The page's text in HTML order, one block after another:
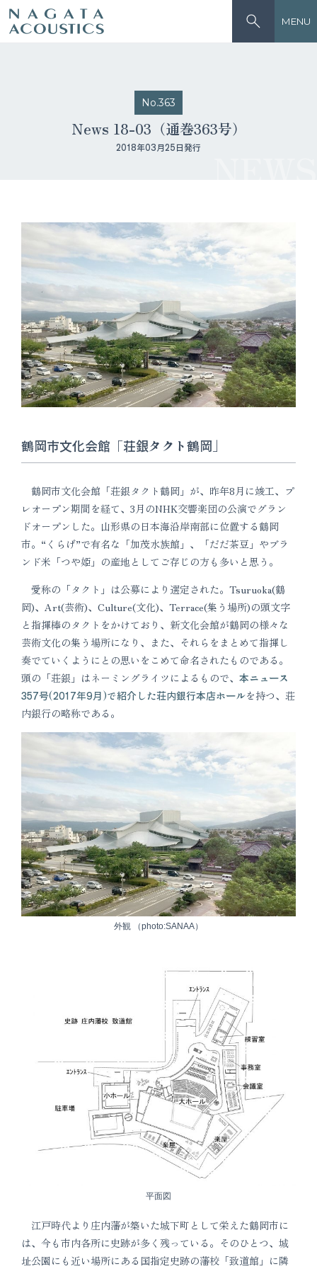
MENU
No.363
News 18-03（通巻363号）
2018年03月25日発行
鶴岡市文化会館「荘銀タクト鶴岡」
鶴岡市文化会館「荘銀タクト鶴岡」が、昨年8月に竣工、プ
レオープン期間を経て、3月のNHK交響楽団の公演でグラン
ドオープンした。山形県の日本海沿岸南部に位置する鶴岡
市。“くらげ”で有名な「加茂水族館」、「だだ茶豆」やブラ
ンド米「つや姫」の産地としてご存じの方も多いと思う。
愛称の「タクト」は公募により選定された。Tsuruoka(鶴
岡)、Art(芸術)、Culture(文化)、Terrace(集う場所)の頭文字
と指揮棒のタクトをかけており、新文化会館が鶴岡の様々な
芸術文化の集う場所になり、また、それらをまとめて指揮し
奏でていくようにとの思いをこめて命名されたものである。
頭の「荘銀」はネーミングライツによるもので、 本ニュース
357号(2017年9月)で紹介した荘内銀行本店ホールを持つ、荘
内銀行の略称である。
外観 （photo:SANAA）
平面図
江戸時代より庄内藩が築いた城下町として栄えた鶴岡市に
は、今も市内各所に史跡が多く残っている。そのひとつ、城
址公園にも近い場所にある国指定史跡の藩校「致道館」に隣